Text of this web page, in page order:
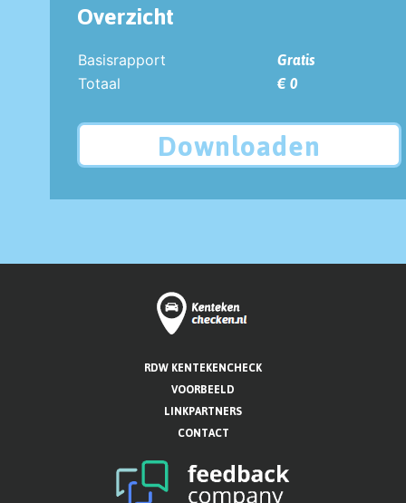
Overzicht
Basisrapport
Gratis
Totaal
€ 0
Downloaden
RDW KENTEKENCHECK
VOORBEELD
LINKPARTNERS
CONTACT